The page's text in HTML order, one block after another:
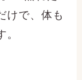
けで、体も